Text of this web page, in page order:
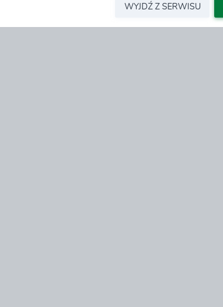
WYJDŹ Z SERWISU